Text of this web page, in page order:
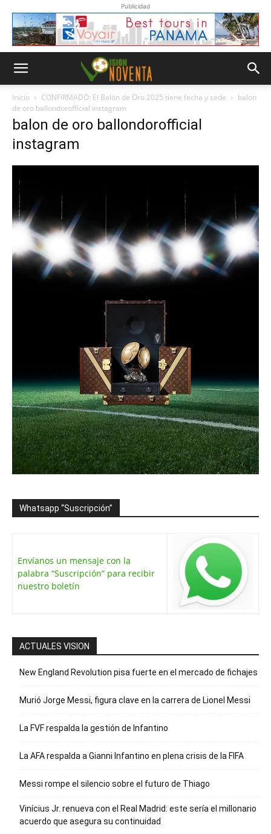
Publicidad
Inicio CONFIRMADO: El Balón de Oro 2025 tiene fecha y sede
balon
de oro ballondorofficial instagram
balon de oro ballondorofficial
instagram
Whatsapp “Suscripción”
Envíanos un mensaje con la
palabra “Suscripción” para recibir
nuestro boletín
ACTUALES VISION
New England Revolution pisa fuerte en el mercado de fichajes
Murió Jorge Messi, figura clave en la carrera de Lionel Messi
La FVF respalda la gestión de Infantino
La AFA respalda a Gianni Infantino en plena crisis de la FIFA
Messi rompe el silencio sobre el futuro de Thiago
Vinícius Jr. renueva con el Real Madrid: este sería el millonario
acuerdo que asegura su continuidad